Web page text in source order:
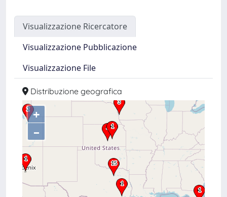
Visualizzazione Ricercatore
Visualizzazione Pubblicazione
Visualizzazione File
Distribuzione geografica
+
–